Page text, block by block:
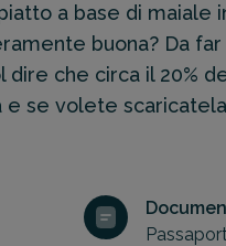
a base di
buona? Da
dire che circa il 20%
se volete